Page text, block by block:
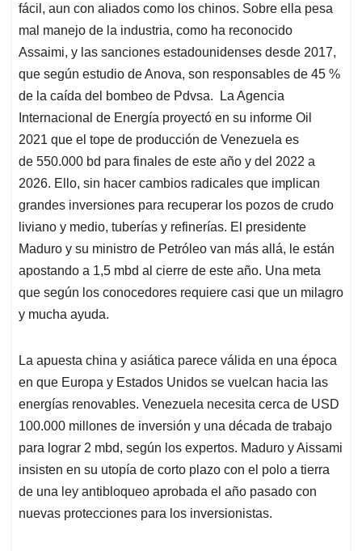
fácil, aun con aliados como los chinos. Sobre ella pesa
mal manejo de la industria, como ha reconocido
Assaimi, y las sanciones estadounidenses desde 2017,
que según estudio de Anova, son responsables de 45 %
de la caída del bombeo de Pdvsa. La Agencia
Internacional de Energía proyectó en su informe Oil
2021 que el tope de producción de Venezuela es
de 550.000 bd para finales de este año y del 2022 a
2026. Ello, sin hacer cambios radicales que implican
grandes inversiones para recuperar los pozos de crudo
liviano y medio, tuberías y refinerías. El presidente
Maduro y su ministro de Petróleo van más allá, le están
apostando a 1,5 mbd al cierre de este año. Una meta
que según los conocedores requiere casi que un milagro
y mucha ayuda.
La apuesta china y asiática parece válida en una época
en que Europa y Estados Unidos se vuelcan hacia las
energías renovables. Venezuela necesita cerca de USD
100.000 millones de inversión y una década de trabajo
para lograr 2 mbd, según los expertos. Maduro y Aissami
insisten en su utopía de corto plazo con el polo a tierra
de una ley antibloqueo aprobada el año pasado con
nuevas protecciones para los inversionistas.